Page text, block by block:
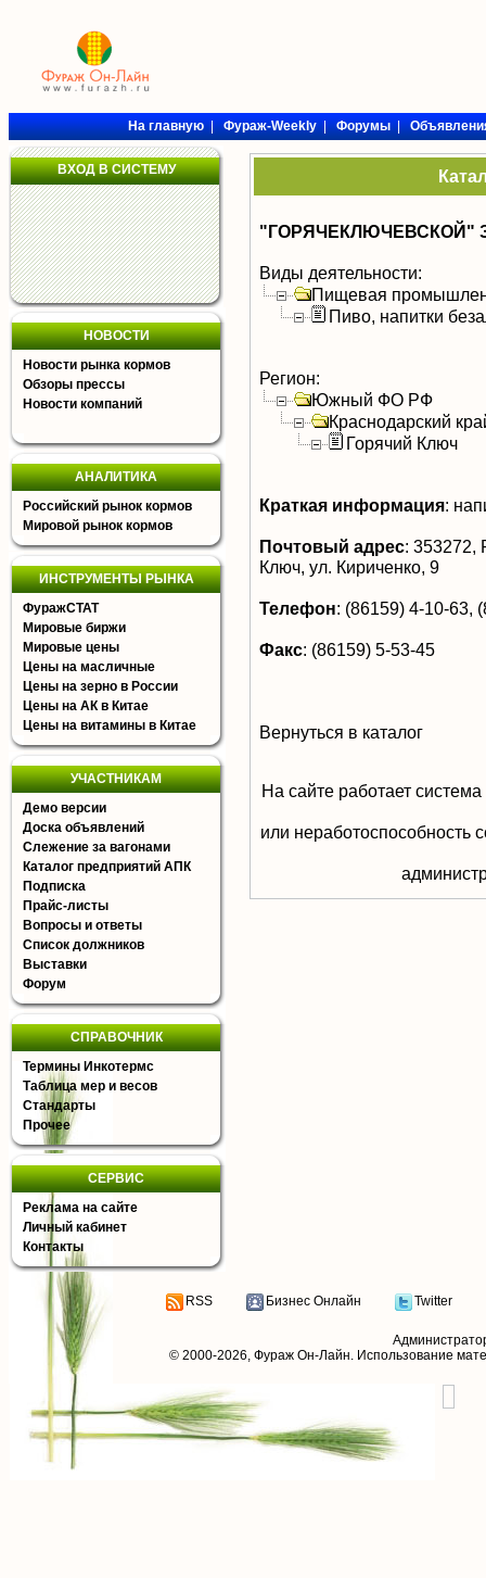
На главную|Фураж-Weekly|Форумы|
ВХОД В СИСТЕМУ
НОВОСТИ
Новости рынка кормов
Обзоры прессы
Новости компаний
АНАЛИТИКА
Российский рынок кормов
Мировой рынок кормов
ИНСТРУМЕНТЫ РЫНКА
ФуражСТАТ
Мировые биржи
Мировые цены
Цены на масличные
Цены на зерно в России
Цены на АК в Китае
Цены на витамины в Китае
УЧАСТНИКАМ
Демо версии
Доска объявлений
Слежение за вагонами
Каталог предприятий АПК
Подписка
Прайс-листы
Вопросы и ответы
Список должников
Выставки
Форум
СПРАВОЧНИК
Термины Инкотермс
Таблица мер и весов
Стандарты
Прочее
СЕРВИС
Реклама на сайте
Личный кабинет
Контакты
"ГОРЯЧЕКЛЮЧЕВСКОЙ"
Виды деятельности:
Пищевая
Пиво, напитки
Регион:
Южный ФО РФ
Краснодарский
Горячий Ключ
Краткая информация:
Почтовый адрес: 353272,
Ключ, ул. Кириченко, 9
Телефон: (86159) 4-10-63,
Факс: (86159) 5-53-45
Вернуться в каталог
На сайте работает
или неработоспособность
RSS Бизнес Онлайн Twitter
© 2000-2026, Фураж Он-Лайн. Использование